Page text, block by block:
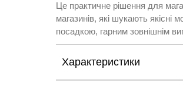
Це практичне рішення для
магазинів, які шукають якісні
посадкою, гарним зовнішнім
Характеристики